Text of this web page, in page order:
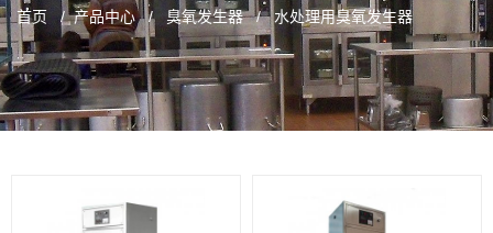
首页 产品中心 臭氧发生器 水处理用臭氧发生器